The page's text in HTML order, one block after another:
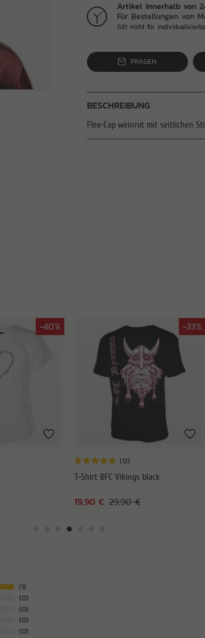
Artikel innerhalb von
Für Bestellungen von
Gilt nicht für
FRAGEN
BESCHREIBUNG
Flex-Cap weinrot mit seitlichen
-40% -33%
T-Shirt BFC Vikings black
29,90 €
19,90 €
1
0
0
0
0